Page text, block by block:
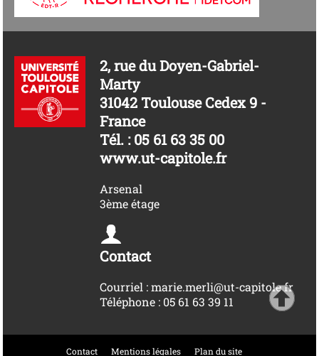
2, rue du Doyen-Gabriel-
Marty
31042 Toulouse Cedex 9 -
France
Tél. : 05 61 63 35 00
www.ut-capitole.fr
Arsenal
3ème étage
Contact
Courriel : marie.merli@ut-capitole.fr
Téléphone : 05 61 63 39 11
Contact Mentions légales Plan du site